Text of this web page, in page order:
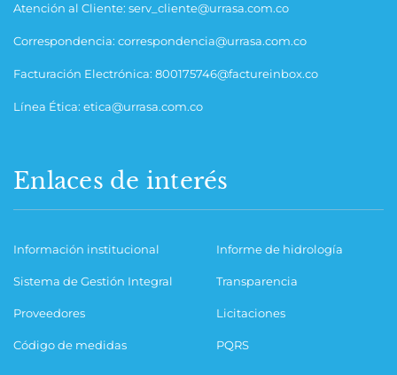
Atención al Cliente: serv_cliente@urrasa.com.co
Correspondencia: correspondencia@urrasa.com.co
Facturación Electrónica: 800175746@factureinbox.co
Línea Ética: etica@urrasa.com.co
Enlaces de interés
Información institucional Informe de hidrología
Sistema de Gestión Integral Transparencia
Proveedores Licitaciones
Código de medidas PQRS